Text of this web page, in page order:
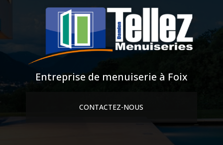
Entreprise de menuiserie à Foix
CONTACTEZ-NOUS